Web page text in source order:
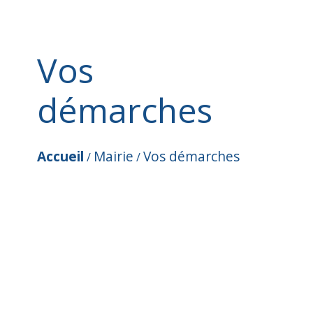
Vos
démarches
Accueil / Mairie /Vos démarches